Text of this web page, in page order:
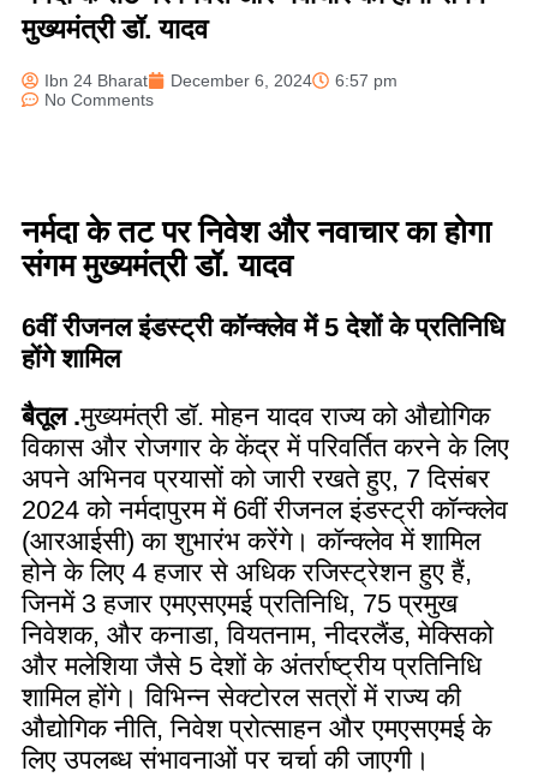
मुख्यमंत्री डॉ. यादव
Ibn 24 Bharat December 6, 2024
6:57 pm
No Comments
नर्मदा के तट पर निवेश और नवाचार का होगा
संगम मुख्यमंत्री डॉ. यादव
6वीं रीजनल इंडस्ट्री कॉन्क्लेव में 5 देशों के प्रतिनिधि
होंगे शामिल
बैतूल .मुख्यमंत्री डॉ. मोहन यादव राज्य को औद्योगिक
विकास और रोजगार के केंद्र में परिवर्तित करने के लिए
अपने अभिनव प्रयासों को जारी रखते हुए, 7 दिसंबर
2024 को नर्मदापुरम में 6वीं रीजनल इंडस्ट्री कॉन्क्लेव
(आरआईसी) का शुभारंभ करेंगे। कॉन्क्लेव में शामिल
होने के लिए 4 हजार से अधिक रजिस्ट्रेशन हुए हैं,
जिनमें 3 हजार एमएसएमई प्रतिनिधि, 75 प्रमुख
निवेशक, और कनाडा, वियतनाम, नीदरलैंड, मेक्सिको
और मलेशिया जैसे 5 देशों के अंतर्राष्ट्रीय प्रतिनिधि
शामिल होंगे। विभिन्न सेक्टोरल सत्रों में राज्य की
औद्योगिक नीति, निवेश प्रोत्साहन और एमएसएमई के
लिए उपलब्ध संभावनाओं पर चर्चा की जाएगी।